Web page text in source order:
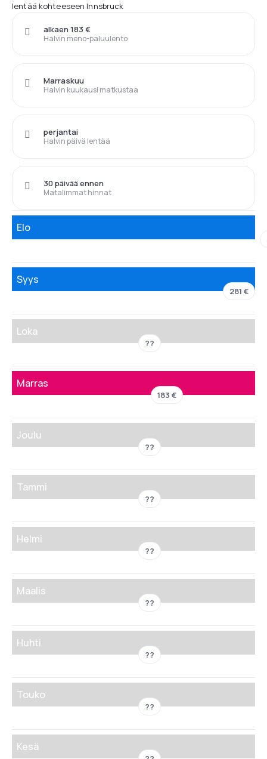
lentää kohteeseen Innsbruck
Halvin meno-paluulento
alkaen 183 €
Halvin kuukausi matkustaa
Marraskuu
Halvin päivä lentää
perjantai
Matalimmat hinnat
30 päivää ennen
Elo
Syys
281 €
Loka
??
Marras
183 €
Joulu
??
Tammi
??
Helmi
??
Maalis
??
Huhti
??
Touko
??
Kesä